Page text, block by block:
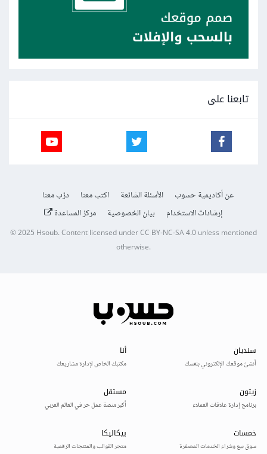
تابعنا على
عن أكاديمية حسوب الأسئلة الشائعة اكتب معنا
درّب معنا
إرشادات الاستخدام
بيان الخصوصية مركز المساعدة
© 2025Hsoub.Content licensed underCC BY-NC-SA 4.0unless mentioned
otherwise.